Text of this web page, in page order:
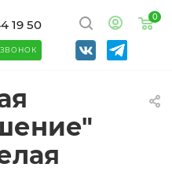
0
19 50